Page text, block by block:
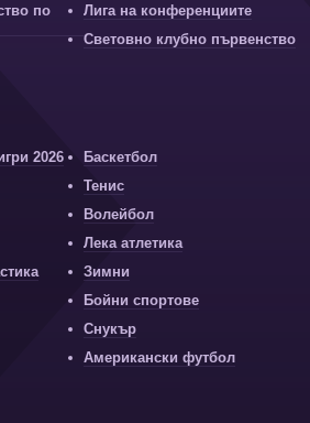
по
Лига на конференциите
Световно клубно първенство
2026
Баскетбол
Тенис
Волейбол
Лека атлетика
Зимни
Бойни спортове
Снукър
Американски футбол